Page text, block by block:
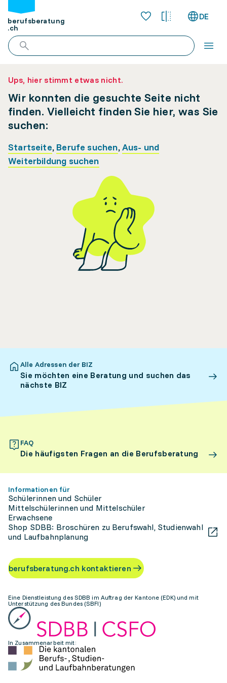
berufsberatung
.ch
DE
Ups, hier stimmt etwas nicht.
Wir konnten die gesuchte Seite nicht
finden. Vielleicht finden Sie hier, was Sie
suchen:
Startseite, Berufe suchen,Aus- und
Weiterbildung suchen
Alle Adressen der BIZ
Sie möchten eine Beratung und suchen das
nächste BIZ
FAQ
Die häufigsten Fragen an die Berufsberatung
Informationen für
Schülerinnen und Schüler
Mittelschülerinnen und Mittelschüler
Erwachsene
Shop SDBB: Broschüren zu Berufswahl, Studienwahl
und Laufbahnplanung
berufsberatung.ch kontaktieren
Eine Dienstleistung des SDBB im Auftrag der Kantone (EDK) und mit
Unterstützung des Bundes (SBFI)
In Zusammenarbeit mit: